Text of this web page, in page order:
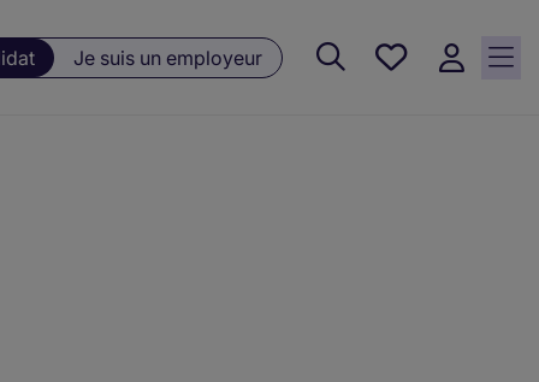
Je suis un employeur
Favoris, 0